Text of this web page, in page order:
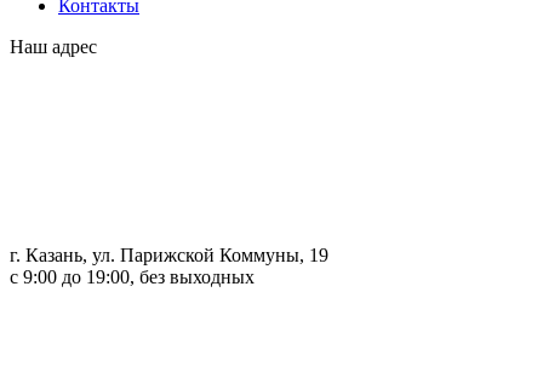
Контакты
Наш адрес
г. Казань, ул. Парижской Коммуны, 19
с 9:00 до 19:00, без выходных